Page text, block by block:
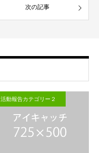
次の記事
活動報告カテゴリー２